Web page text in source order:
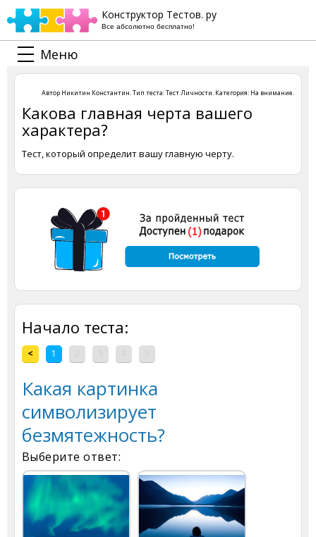
Конструктор Тестов. ру
Все абсолютно бесплатно!
Меню
Автор Никитин Константин. Тип теста:Тест Личности. Категория: На внимание.
Какова главная черта вашего
характера?
Тест, который определит вашу главную черту.
Начало теста:
< 1
Какая картинка
символизирует
безмятежность?
Выберите ответ: